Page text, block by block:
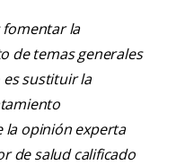
fomentar la
de temas generales
sustituir la
la opinión experta
de salud calificado